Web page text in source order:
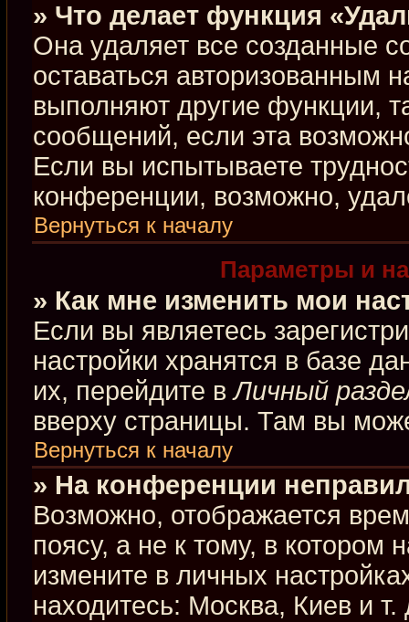
» Что делает функция
Она удаляет все созданные
оставаться авторизованным
выполняют другие функции,
сообщений, если эта
Если вы испытываете
конференции, возможно,
Вернуться к началу
Параметры и
» Как мне изменить мои
Если вы являетесь
настройки хранятся в базе
их, перейдите вЛичный
вверху страницы. Там вы
Вернуться к началу
» На конференции
Возможно, отображается
поясу, а не к тому, в котором
измените в личных
находитесь: Москва, Киев и